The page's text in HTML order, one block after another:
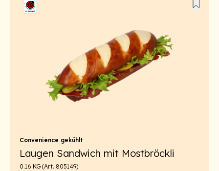
Convenience gekühlt
Laugen Sandwich mit Mostbröckli
0.16 KG (Art. 805149)